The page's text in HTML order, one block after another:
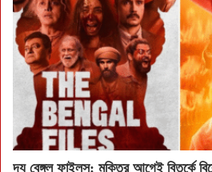
দ্য বেঙ্গল ফাইলস: মুক্তির আগেই বিতর্কে